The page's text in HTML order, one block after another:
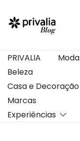
conteúdo
PRIVALIA
Moda
Beleza
Casa e Decoração
Marcas
Experiências